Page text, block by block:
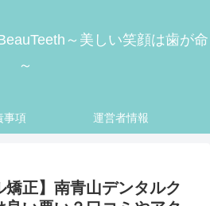
～美しい笑顔は歯が命
～
事項 運営者情報
矯正】南青山デンタルク